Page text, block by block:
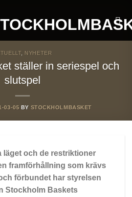
, NYHETER
ställer in seriespel och
slutspel
03-05 BY STOCKHOLMBASKET
läget och de restriktioner
framförhållning som krävs
förbundet har styrelsen
Stockholm Baskets